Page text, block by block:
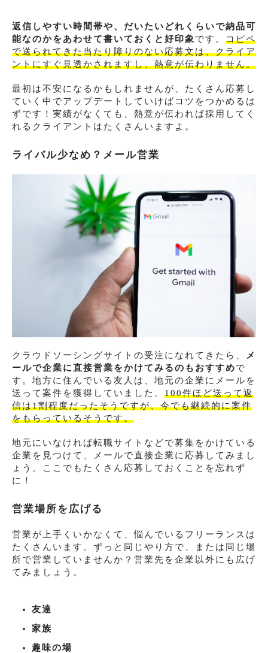
返信しやすい時間帯や、だいたいどれくらいで納品可
能なのかをあわせて書いておくと好印象 です。 コピペ
で送られてきた当たり障りのない応募文は、クライア
ントにすぐ見透かされますし、熱意が伝わりません。
最初は不安になるかもしれませんが、たくさん応募し
ていく中でアップデートしていけばコツをつかめるは
ずです！実績がなくても、熱意が伝われば採用してく
れるクライアントはたくさんいますよ。
ライバル少なめ？メール営業
クラウドソーシングサイトの受注になれてきたら、
メ
ールで企業に直接営業をかけてみるのもおすすめで
す。地方に住んでいる友人は、地元の企業にメールを
送って案件を獲得していました。 100件ほど送って返
信は1割程度だったそうですが、今でも継続的に案件
をもらっているそうです。
地元にいなければ転職サイトなどで募集をかけている
企業を見つけて、メールで直接企業に応募してみまし
ょう。ここでもたくさん応募しておくことを忘れず
に！
営業場所を広げる
営業が上手くいかなくて、悩んでいるフリーランスは
たくさんいます。ずっと同じやり方で、または同じ場
所で営業していませんか？営業先を企業以外にも広げ
てみましょう。
友達
家族
趣味の場